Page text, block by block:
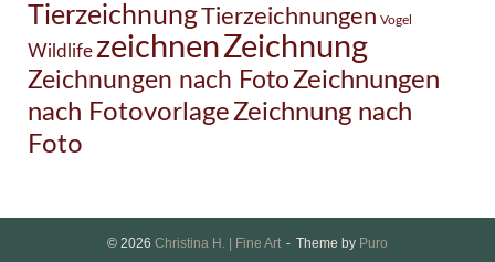
TierzeichnungTierzeichnungen Vogel
Wildlife zeichnenZeichnung
Zeichnungen nach FotoZeichnungen
nach FotovorlageZeichnung nach
Foto
© 2026 Christina H. | Fine Art Theme by Puro